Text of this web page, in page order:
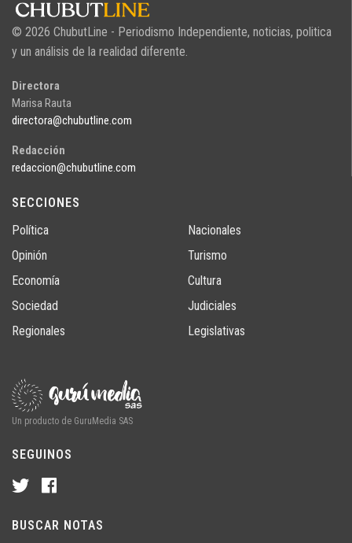
© 2026 ChubutLine - Periodismo Independiente, noticias, politica
y un análisis de la realidad diferente.
Directora
Marisa Rauta
directora@chubutline.com
Redacción
redaccion@chubutline.com
SECCIONES
Política
Opinión
Economía
Sociedad
Regionales
Nacionales
Turismo
Cultura
Judiciales
Legislativas
Un producto de GuruMedia SAS
SEGUINOS
BUSCAR NOTAS